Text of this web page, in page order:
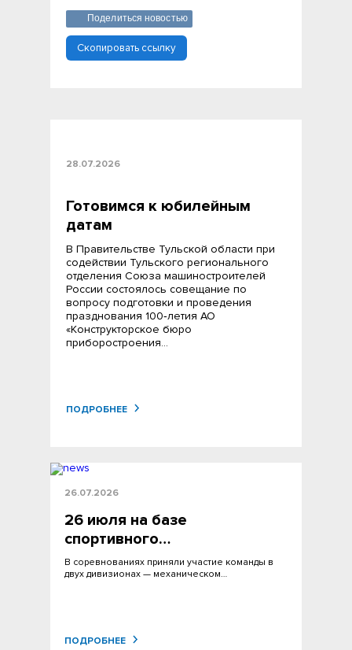
28.07.2026
Готовимся к юбилейным
датам
В Правительстве Тульской области при
содействии Тульского регионального
отделения Союза машиностроителей
России состоялось совещание по
вопросу подготовки и проведения
празднования 100‑летия АО
«Конструкторское бюро
приборостроения…
ПОДРОБНЕЕ
26.07.2026
26 июля на базе
спортивного…
В соревнованиях приняли участие команды в
двух дивизионах — механическом…
ПОДРОБНЕЕ
Поделиться новостью
Скопировать ссылку